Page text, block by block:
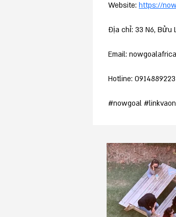
Website: https://
Địa chỉ: 33 N6, Bửu
Email:
Hotline: 0914889223
#nowgoal